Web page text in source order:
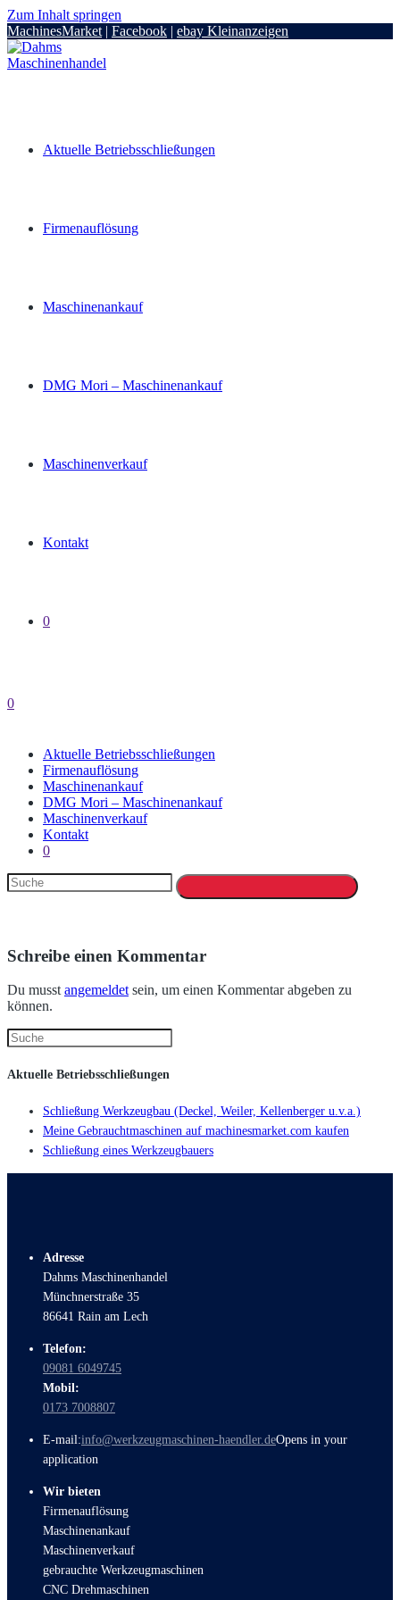
Zum Inhalt springen
MachinesMarket | Facebook | ebay Kleinanzeigen
Aktuelle Betriebsschließungen
Firmenauflösung
Maschinenankauf
DMG Mori – Maschinenankauf
Maschinenverkauf
Kontakt
0
0
Aktuelle Betriebsschließungen
Firmenauflösung
Maschinenankauf
DMG Mori – Maschinenankauf
Maschinenverkauf
Kontakt
0
Schreibe einen Kommentar
Du musstangemeldetsein, um einen Kommentar abgeben zu
können.
Aktuelle Betriebsschließungen
Schließung Werkzeugbau (Deckel, Weiler, Kellenberger u.v.a.)
Meine Gebrauchtmaschinen auf machinesmarket.com kaufen
Schließung eines Werkzeugbauers
Adresse
Dahms Maschinenhandel
Münchnerstraße 35
86641 Rain am Lech
Telefon:
09081 6049745
Mobil:
0173 7008807
E-mail:info@werkzeugmaschinen-haendler.deOpens in your
application
Wir bieten
Firmenauflösung
Maschinenankauf
Maschinenverkauf
gebrauchte Werkzeugmaschinen
CNC Drehmaschinen